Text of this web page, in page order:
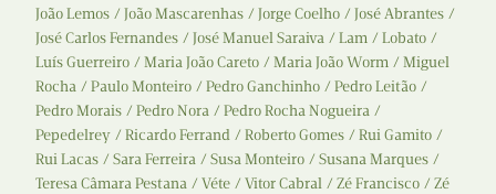
João Lemos
João Mascarenhas Jorge Coelho
José Abrantes
José Carlos Fernandes
José Manuel Saraiva Lam
Lobato
Luís Guerreiro
Maria João Careto Maria João Worm
Miguel
Rocha
Paulo Monteiro Pedro Ganchinho
Pedro Leitão
Pedro Morais
Pedro Nora
Pedro Rocha Nogueira
Pepedelrey
Ricardo Ferrand Roberto Gomes
Rui Gamito
Rui Lacas
Sara Ferreira Susa Monteiro
Susana Marques
Teresa Câmara Pestana
Véte Vitor Cabral Zé Francisco
Zé